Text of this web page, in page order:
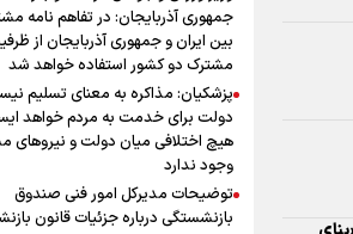
را شکست؛ «آهای مردم،
تهران رفتند»
سه حسرتی که به دلم
اینفو برنا/ میزان مالیات بر
افزوده چقدر است؟
جمهوری آذربایجان: در تفاهم نامه
بین ایران و جمهوری آذربایجان از
مشترک دو کشور استفاده خواهد شد
پزشکیان: مذاکره به معنای تسلیم
دولت برای خدمت به مردم خواهد
هیچ اختلافی میان دولت و نیروهای
وجود ندارد
توضیحات مدیرکل امور فنی صندوق
بازنشستگی درباره جزئیات قانون